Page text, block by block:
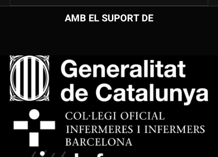
AMB EL SUPORT DE